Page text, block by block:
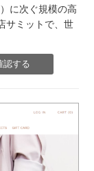
に次ぐ規模の高
サミットで、世
認する